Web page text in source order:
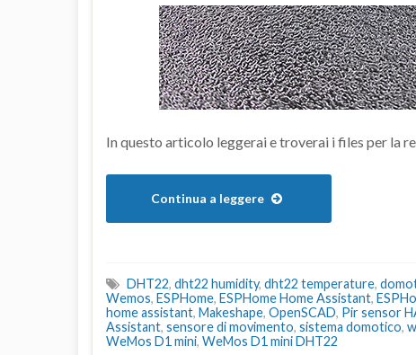
In questo articolo leggerai e troverai i files per la
Continua a leggere
DHT22, dht22 humidity, dht22 temperature,
Wemos, ESPHome, ESPHome Home Assistant,
home assistant, Makeshape, OpenSCAD, Pir sensor
Assistant, sensore di movimento, sistema domotico,
WeMos D1 mini, WeMos D1 mini DHT22